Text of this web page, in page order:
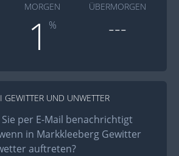
MORGEN
1 %
ÜBERMORGEN
---
GEWITTER UND UNWETTER
per E-Mail benachrichtigt
in Markkleeberg Gewitter
auftreten?